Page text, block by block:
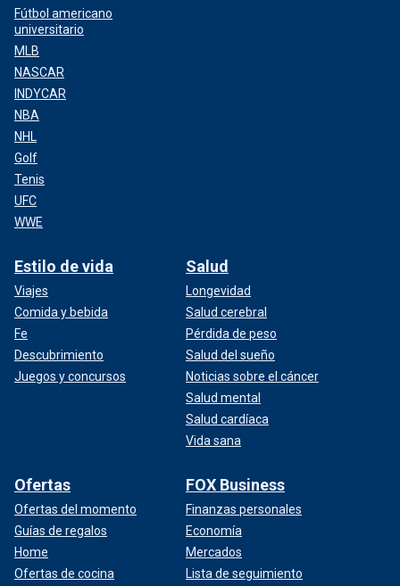
Fútbol americano
universitario
MLB
NASCAR
INDYCAR
NBA
NHL
Golf
Tenis
UFC
WWE
Estilo de vida
Viajes
Comida y bebida
Fe
Descubrimiento
Juegos y concursos
Salud
Longevidad
Salud cerebral
Pérdida de peso
Salud del sueño
Noticias sobre el cáncer
Salud mental
Salud cardíaca
Vida sana
Ofertas
Ofertas del momento
Guías de regalos
Home
Ofertas de cocina
FOX Business
Finanzas personales
Economía
Mercados
Lista de seguimiento